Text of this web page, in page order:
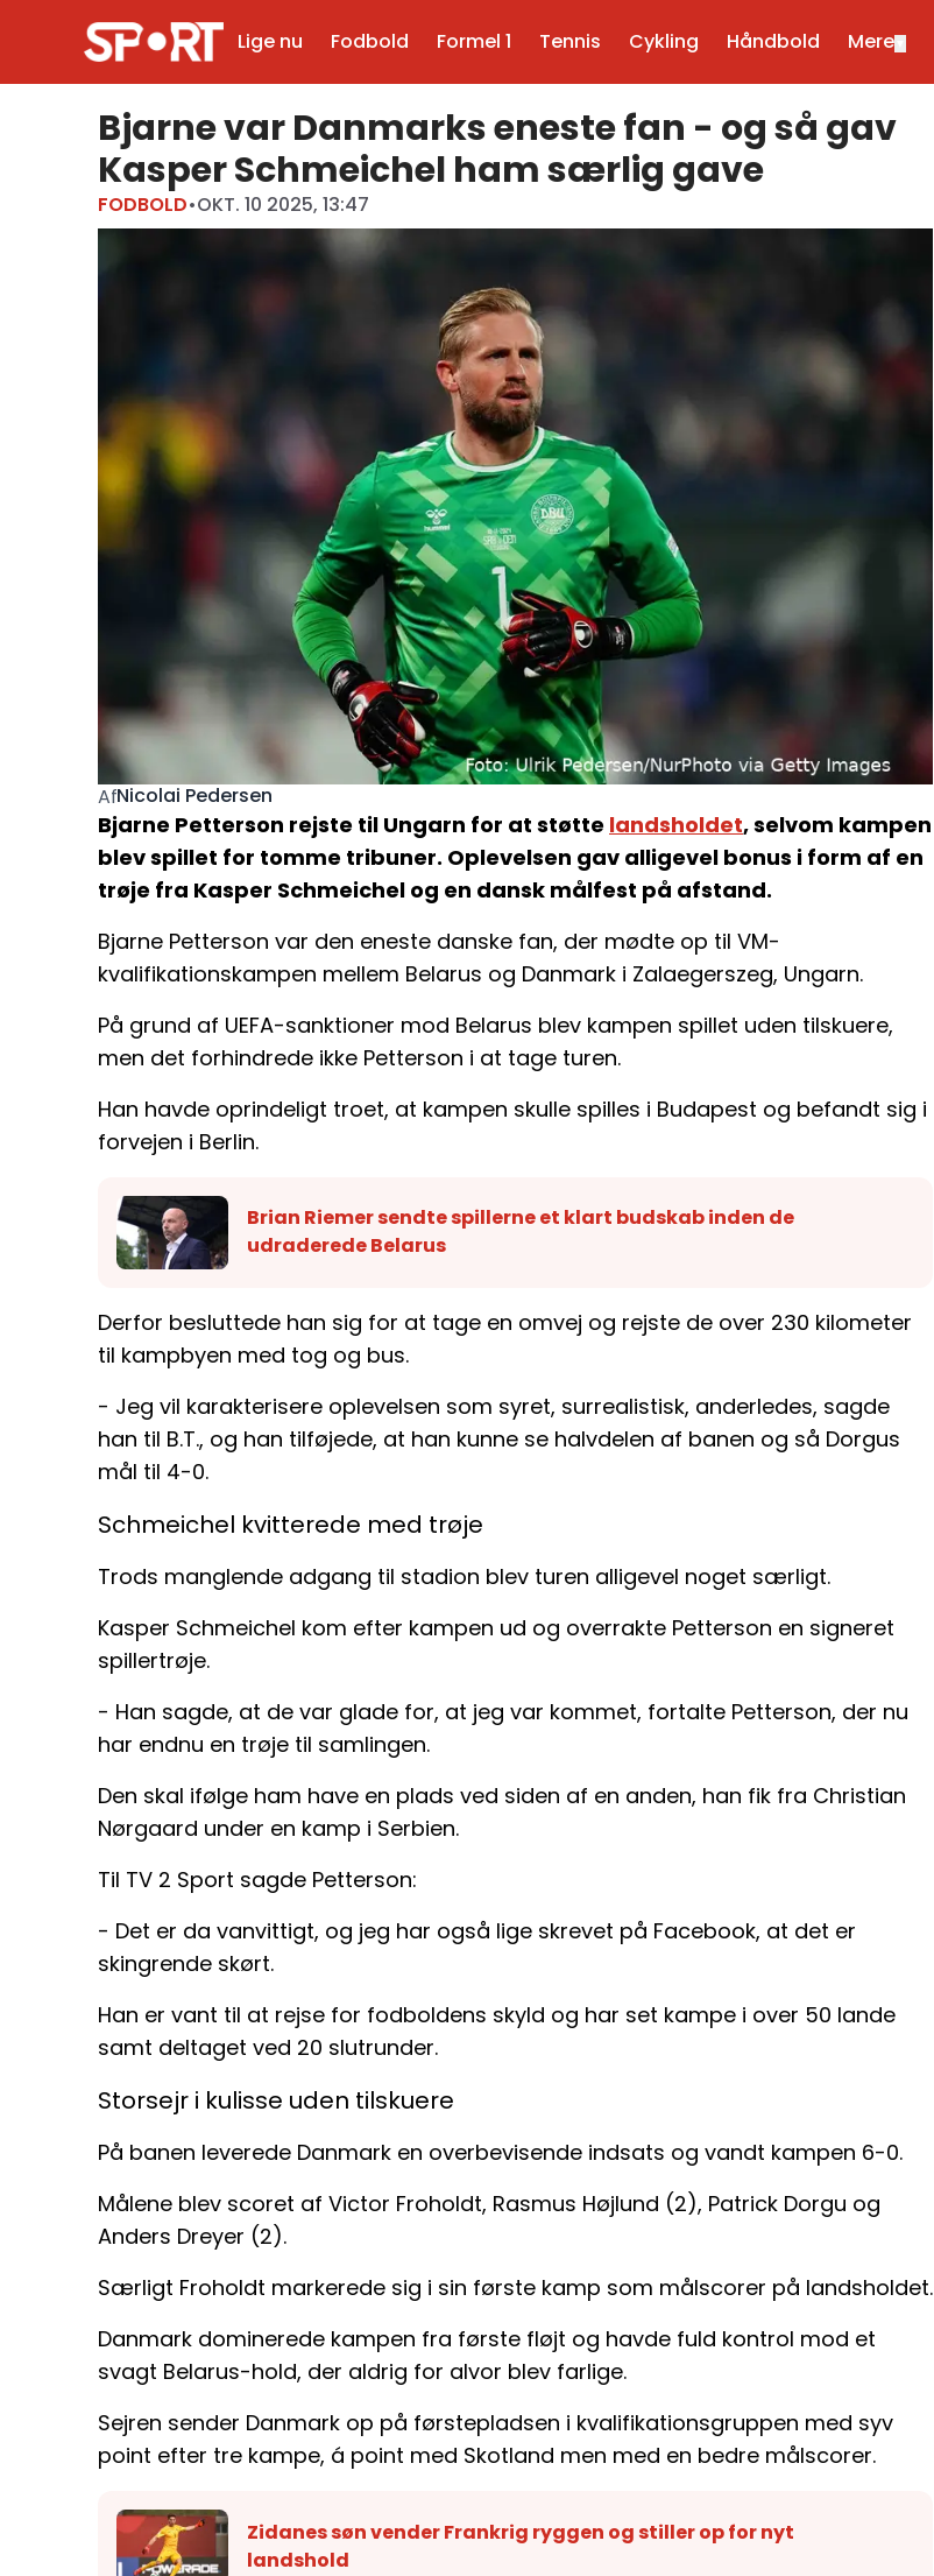
Lige nu Fodbold Formel 1 Tennis Cykling Håndbold Mere
Bjarne var Danmarks eneste fan - og så gav
Kasper Schmeichel ham særlig gave
FODBOLD•OKT. 10 2025, 13:47
AfNicolai Pedersen
Bjarne Petterson rejste til Ungarn for at støtte landsholdet, selvom kampen
blev spillet for tomme tribuner. Oplevelsen gav alligevel bonus i form af en
trøje fra Kasper Schmeichel og en dansk målfest på afstand.
Bjarne Petterson var den eneste danske fan, der mødte op til VM-
kvalifikationskampen mellem Belarus og Danmark i Zalaegerszeg, Ungarn.
På grund af UEFA-sanktioner mod Belarus blev kampen spillet uden tilskuere,
men det forhindrede ikke Petterson i at tage turen.
Han havde oprindeligt troet, at kampen skulle spilles i Budapest og befandt sig i
forvejen i Berlin.
Brian Riemer sendte spillerne et klart budskab inden de
udraderede Belarus
Derfor besluttede han sig for at tage en omvej og rejste de over 230 kilometer
til kampbyen med tog og bus.
- Jeg vil karakterisere oplevelsen som syret, surrealistisk, anderledes, sagde
han til B.T., og han tilføjede, at han kunne se halvdelen af banen og så Dorgus
mål til 4-0.
Schmeichel kvitterede med trøje
Trods manglende adgang til stadion blev turen alligevel noget særligt.
Kasper Schmeichel kom efter kampen ud og overrakte Petterson en signeret
spillertrøje.
- Han sagde, at de var glade for, at jeg var kommet, fortalte Petterson, der nu
har endnu en trøje til samlingen.
Den skal ifølge ham have en plads ved siden af en anden, han fik fra Christian
Nørgaard under en kamp i Serbien.
Til TV 2 Sport sagde Petterson:
- Det er da vanvittigt, og jeg har også lige skrevet på Facebook, at det er
skingrende skørt.
Han er vant til at rejse for fodboldens skyld og har set kampe i over 50 lande
samt deltaget ved 20 slutrunder.
Storsejr i kulisse uden tilskuere
På banen leverede Danmark en overbevisende indsats og vandt kampen 6-0.
Målene blev scoret af Victor Froholdt, Rasmus Højlund (2), Patrick Dorgu og
Anders Dreyer (2).
Særligt Froholdt markerede sig i sin første kamp som målscorer på landsholdet.
Danmark dominerede kampen fra første fløjt og havde fuld kontrol mod et
svagt Belarus-hold, der aldrig for alvor blev farlige.
Sejren sender Danmark op på førstepladsen i kvalifikationsgruppen med syv
point efter tre kampe, á point med Skotland men med en bedre målscorer.
Zidanes søn vender Frankrig ryggen og stiller op for nyt
landshold